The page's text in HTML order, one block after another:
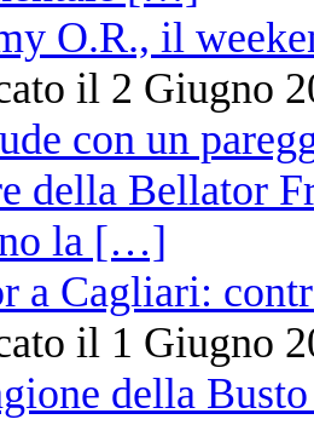
O.R., il
il 2 Giugno
a Cagliari:
il 1 Giugno